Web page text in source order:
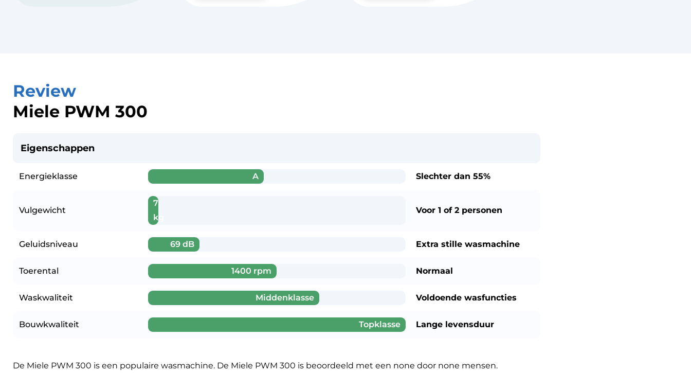
Review
Miele PWM 300
Eigenschappen
Energieklasse A Slechter dan 55%
Vulgewicht
7
kg
Voor 1 of 2 personen
Geluidsniveau 69 dB Extra stille wasmachine
Toerental 1400 rpm Normaal
Waskwaliteit Middenklasse Voldoende wasfuncties
Bouwkwaliteit Topklasse Lange levensduur
De Miele PWM 300 is een populaire wasmachine. De Miele PWM 300 is beoordeeld met een none door none mensen.